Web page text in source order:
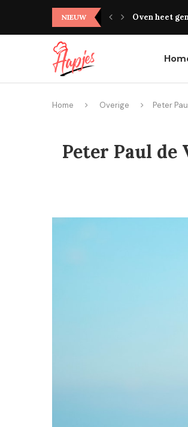
NIEUW Oven heet
Home Overige Peter
Peter Paul